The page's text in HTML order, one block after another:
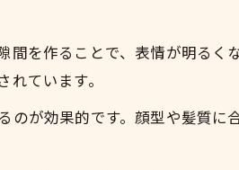
象
を作ることで、表情が明るく
ています。
が効果的です。顔型や髪質に